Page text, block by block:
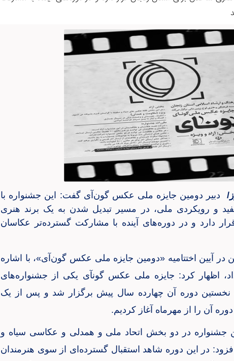
دبیر دومین جایزه ملی عکس گون‌آی گفت: این جشنواره با
و رویکردی ملی، در مسیر تبدیل شدن به یک برند هنری
دارد و در دوره‌های آینده با مشارکت گسترده‌تر عکاسان
در آیین اختتامیه «دومین جایزه ملی عکس گون‌آی»، با اشاره
اظهار کرد: جایزه ملی عکس گونآی یکی از جشنواره‌های
دوره آن چهارده سال پیش برگزار شد و پس از یک
آن را از مهرماه آغاز کردیم.
جشنواره در دو بخش اتحاد ملی و همدلی و عکاسی سیاه‌ و
در این دوره شاهد استقبال گسترده‌ای از سوی هنرمندان